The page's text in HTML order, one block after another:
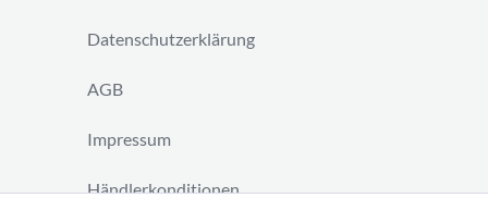
Datenschutzerklärung
AGB
Impressum
Händlerkonditionen